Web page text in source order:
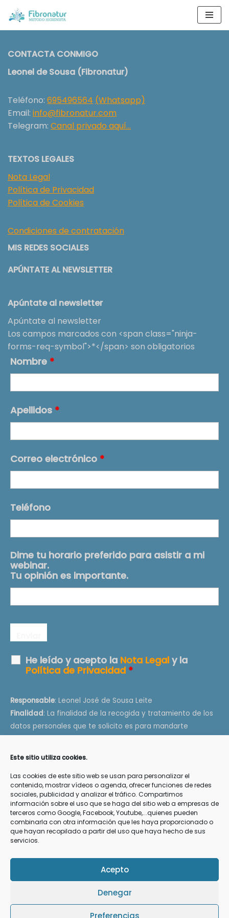
Este sitio utiliza cookies.
Las cookies de este sitio web se usan para personalizar el
contenido, mostrar vídeos o agenda, ofrecer funciones de redes
sociales, publicidad y analizar el tráfico. Compartimos
información sobre el uso que se haga del sitio web a empresas de
terceros como Google, Facebook, Youtube,...quienes pueden
combinarla con otra información que les haya proporcionado o
que hayan recopilado a partir del uso que haya hecho de sus
servicios.
Acepto
Denegar
Preferencias
Saltar
contenido
CONTACTA CONMIGO
Leonel de Sousa (Fibronatur)
Teléfono: 695496564 (Whatsapp)
Email: info@fibronatur.com
Telegram: Canal privado aquí…
TEXTOS LEGALES
Nota Legal
Política de Privacidad
Política de Cookies
Condiciones de contratación
MIS REDES SOCIALES
APÚNTATE AL NEWSLETTER
Apúntate al newsletter
Apúntate al newsletter
Los campos marcados con <span class="ninja-
forms-req-symbol">*</span> son obligatorios
Nombre *
Apellidos *
Correo electrónico *
Teléfono
Dime tu horario preferido para asistir a mi
webinar.
Tu opinión es importante.
He leído y acepto la Nota Legal y la
Política de Privacidad *
Responsable: Leonel José de Sousa Leite
Finalidad: La finalidad de la recogida y tratamiento de los
datos personales que te solicito es para mandarte
recibir esta información
Destinatarios: Los datos que me facilitas están en mi
servidor de web y emailOVHy en los servidores deGoogle
Drive, todos ellos que cumplen con la RGPD
Derechos: Podrás ejercer tus derechos de acceso,
rectificación, limitación y suprimir los datos en
reclamación ante una autoridad de control.